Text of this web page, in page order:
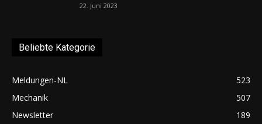
22. Juni 2023
Beliebte Kategorie
Meldungen-NL
523
Mechanik
507
Newsletter
189